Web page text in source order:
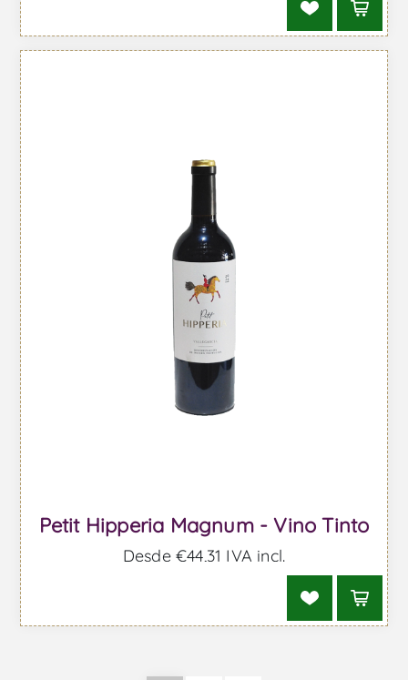
Petit Hipperia Magnum - Vino Tinto
Desde €44,31 IVA incl.